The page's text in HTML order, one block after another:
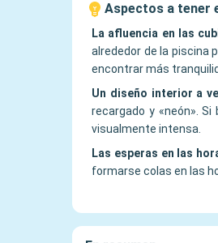
Aspectos a tener
La afluencia en las
alrededor de la piscina
encontrar más
Un diseño interior a
recargado y «neón».
visualmente intensa.
Las esperas en las
formarse colas en las